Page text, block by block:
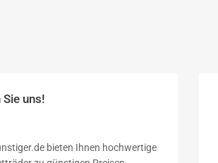
uns!
bieten Ihnen hochwertige